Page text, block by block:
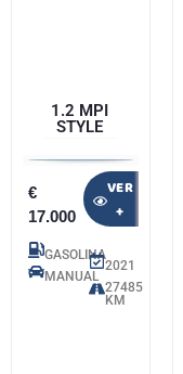
1.2 MPI
STYLE
€
17.000
VER
+
GASOLINA
MANUAL
2021
27485
KM